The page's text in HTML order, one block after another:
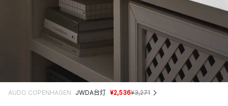
AUDO COPENHAGEN JWDA台灯 ¥2,536¥3,271